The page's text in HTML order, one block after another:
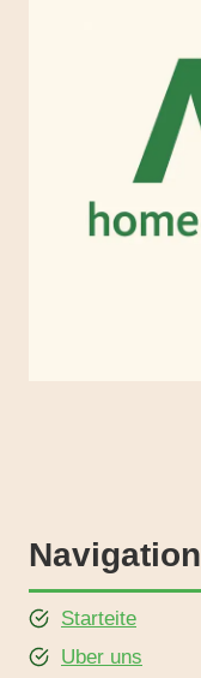
Navigation
Starteite
Uber uns